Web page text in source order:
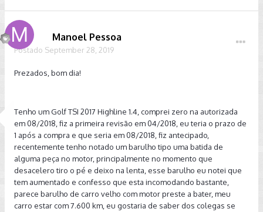
Manoel Pessoa
Postado September 28, 2019
Prezados, bom dia!
Tenho um Golf TSI 2017 Highline 1.4, comprei zero na autorizada
em 08/2018, fiz a primeira revisão em 04/2018, eu teria o prazo de
1 após a compra e que seria em 08/2018, fiz antecipado,
recentemente tenho notado um barulho tipo uma batida de
alguma peça no motor, principalmente no momento que
desacelero tiro o pé e deixo na lenta, esse barulho eu notei que
tem aumentado e confesso que esta incomodando bastante,
parece barulho de carro velho com motor preste a bater, meu
carro estar com 7.600 km, eu gostaria de saber dos colegas se